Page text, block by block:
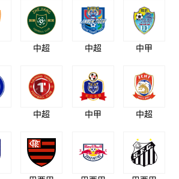
中超 中超 中甲
中超 中甲 中超